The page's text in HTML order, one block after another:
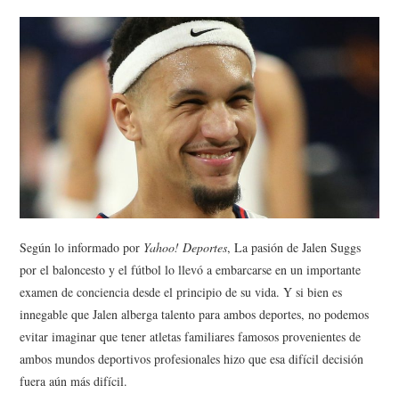
SOCIETY
SPORTS
TECHNOLOGY
Según lo informado por Yahoo! Deportes, La pasión de Jalen Suggs
por el baloncesto y el fútbol lo llevó a embarcarse en un importante
examen de conciencia desde el principio de su vida. Y si bien es
innegable que Jalen alberga talento para ambos deportes, no podemos
evitar imaginar que tener atletas familiares famosos provenientes de
ambos mundos deportivos profesionales hizo que esa difícil decisión
fuera aún más difícil.